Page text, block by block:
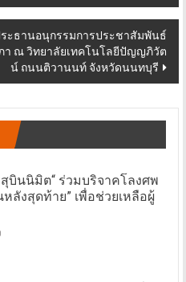
ะธานอนุกรรมการประชาสัมพันธ์
า ณ วิทยาลัยเทคโนโลยีปัญญภิวัต
น์ ถนนติวานนท์ จังหวัดนนทบุรี
บินนิมิต“ ร่วมบริจาคโลงศพ
ลังสุดท้าย” เพื่อช่วยเหลือผู้